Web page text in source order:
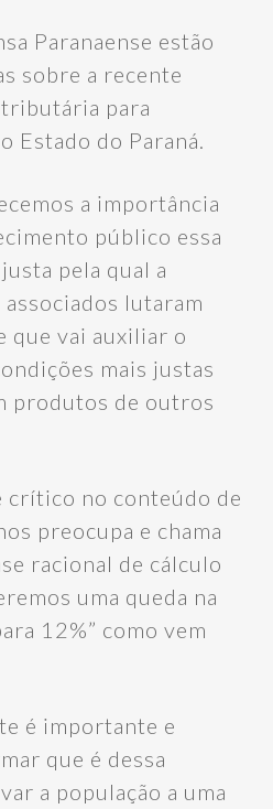
Paranaense estão
sobre a recente
para
Estado do Paraná.
a importância
público essa
pela qual a
associados lutaram
que vai auxiliar o
mais justas
produtos de outros
crítico no conteúdo de
preocupa e chama
racional de cálculo
uma queda na
12%” como vem
é importante e
que é dessa
a população a uma